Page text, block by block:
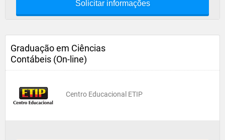
Solicitar informações
Graduação em Ciências
Contábeis (On-line)
Centro Educacional ETIP